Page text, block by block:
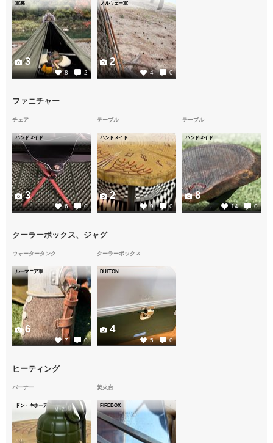
軍幕
8 2
3
ノルウェー軍
4 0
2
ファニチャー
チェア
ハンドメイド
6 0
3
テーブル
ハンドメイド
9 0
2
テーブル
ハンドメイド
14 0
8
クーラーボックス、ジャグ
ウォータータンク
ルーマニア軍
7 0
6
クーラーボックス
DULTON
5 0
4
ヒーティング
バーナー
ドン・キホーテ
焚火台
FIREBOX